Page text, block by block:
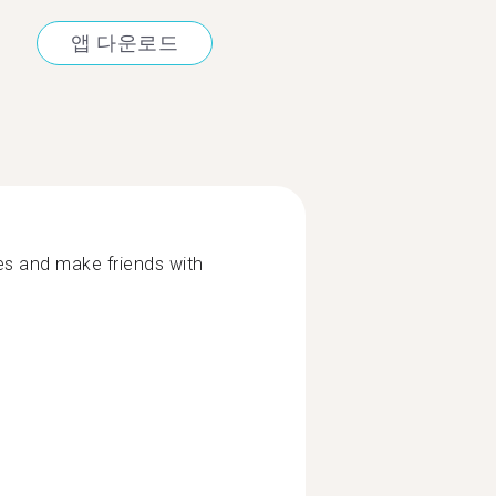
앱 다운로드
and make friends with